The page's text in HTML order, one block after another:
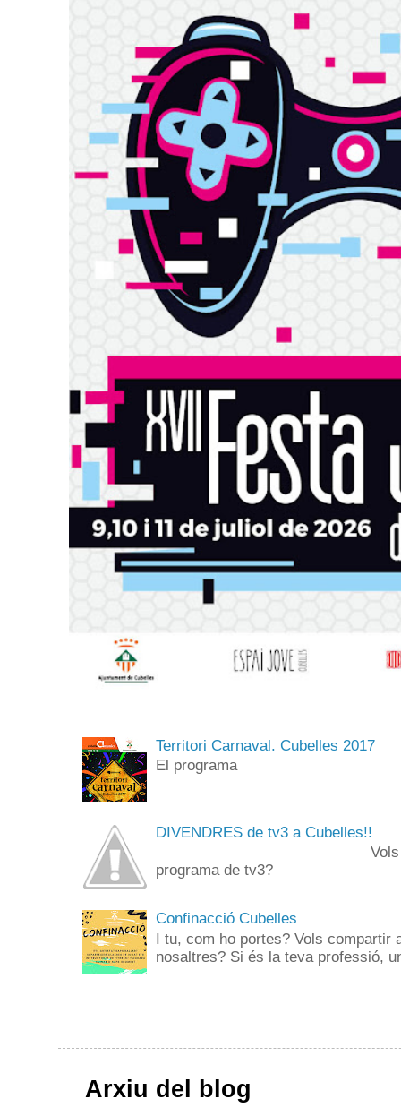
Territori Carnaval. Cubelles 2017
El programa
DIVENDRES de tv3 a Cubelles!!
Vols anar de
programa de tv3?
Confinacció Cubelles
I tu, com ho portes? Vols compartir
nosaltres? Si és la teva professió,
Arxiu del blog